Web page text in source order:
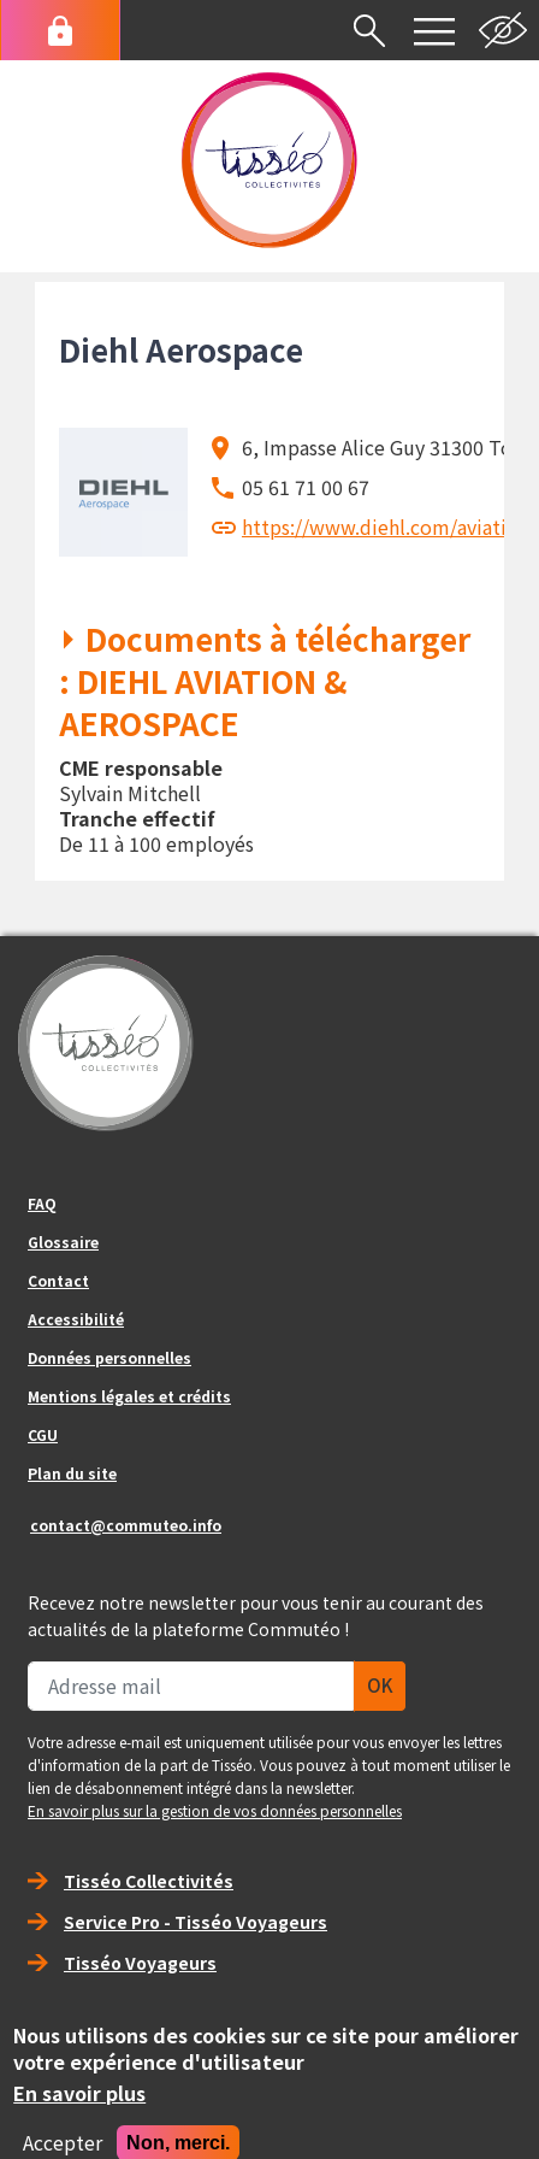
contenu
Menu
du
d'Ariane
Diehl Aerospace
6, Impasse Alice Guy 31300
05 61 71 00 67
https://www.diehl.com/
Documents à télécharger
: DIEHL AVIATION &
AEROSPACE
CME responsable
Sylvain Mitchell
Tranche effectif
De 11 à 100 employés
FAQ
Glossaire
Contact
Footer_center
Accessibilité
Données personnelles
Mentions légales et crédits
CGU
Plan du site
contact@commuteo.info
Recevez notre newsletter pour vous tenir au courant des
actualités de la plateforme Commutéo !
Votre adresse e-mail est uniquement utilisée pour vous envoyer les lettres
d'information de la part de Tisséo. Vous pouvez à tout moment utiliser le
lien de désabonnement intégré dans la newsletter.
En savoir plus sur la gestion de vos données personnelles
Right_footer
Tisséo Collectivités
Service Pro - Tisséo Voyageurs
Tisséo Voyageurs
Copyright
© Tisséo Collectivités 2020 - Autorité organisatrice des
mobilités de la grande agglomération toulousaine.
Nous utilisons des cookies sur ce site pour améliorer
votre expérience d'utilisateur
En savoir plus
Accepter
Non, merci.